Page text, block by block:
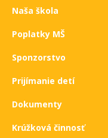
Naša škola
Poplatky MŠ
Sponzorstvo
Prijímanie detí
Dokumenty
Krúžková činnosť